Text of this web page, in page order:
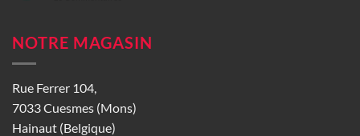
NOTRE MAGASIN
Rue Ferrer 104,
7033 Cuesmes (Mons)
Hainaut (Belgique)